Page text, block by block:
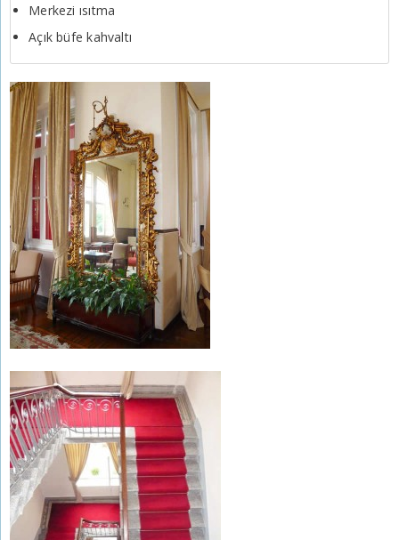
Merkezi ısıtma
Açık büfe kahvaltı